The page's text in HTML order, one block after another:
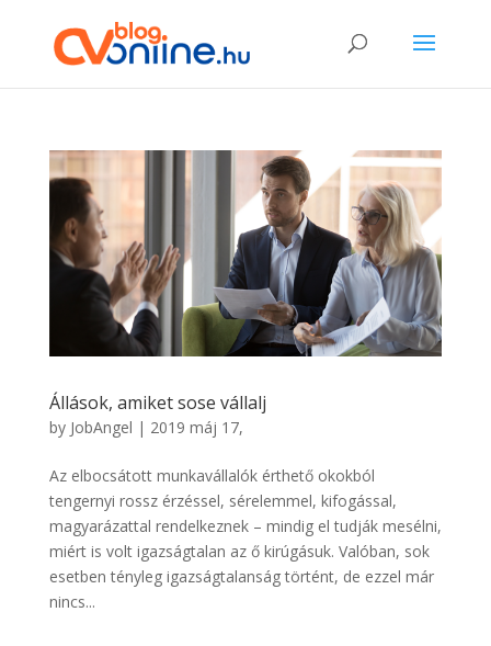
Állások, amiket sose vállalj
by JobAngel | 2019 máj 17,
Az elbocsátott munkavállalók érthető okokból
tengernyi rossz érzéssel, sérelemmel, kifogással,
magyarázattal rendelkeznek – mindig el tudják mesélni,
miért is volt igazságtalan az ő kirúgásuk. Valóban, sok
esetben tényleg igazságtalanság történt, de ezzel már
nincs...